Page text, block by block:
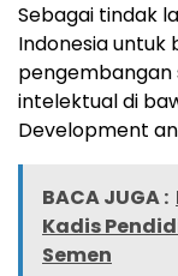
Sebagai tindak
Indonesia
pengembangan
intelektual di
Development
BACA JUGA :
Kadis
Semen